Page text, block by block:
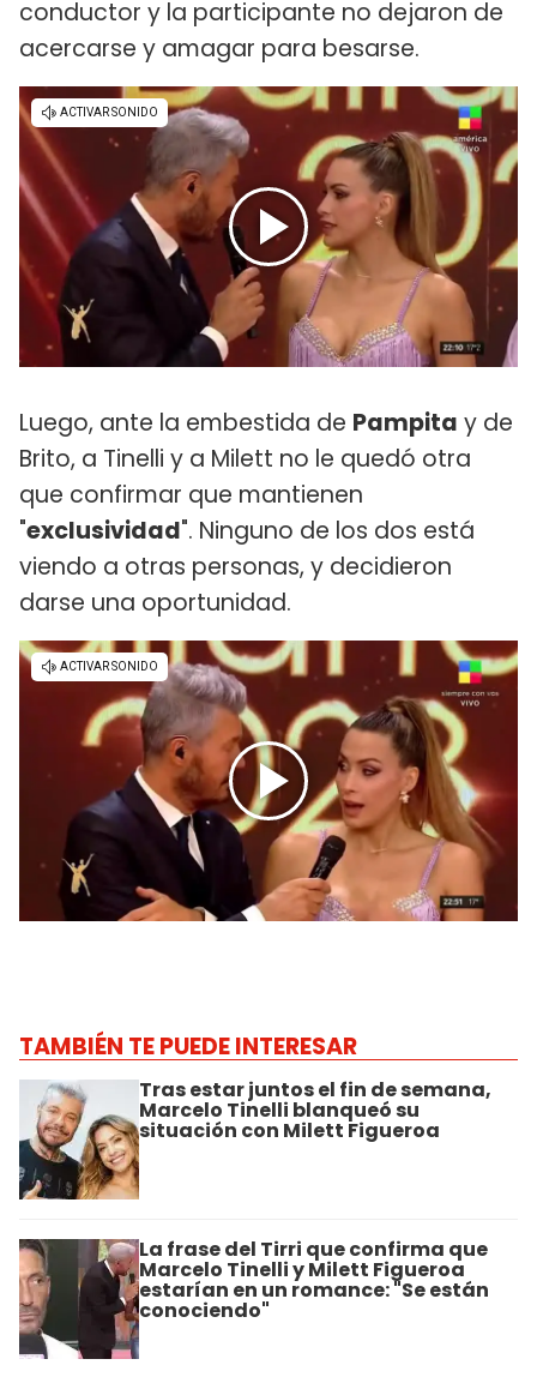
conductor y la participante no dejaron de
acercarse y amagar para besarse.
Luego, ante la embestida de Pampita y de
Brito, a Tinelli y a Milett no le quedó otra
que confirmar que mantienen
"exclusividad". Ninguno de los dos está
viendo a otras personas, y decidieron
darse una oportunidad.
TAMBIÉN TE PUEDE INTERESAR
Tras estar juntos el fin de semana,
Marcelo Tinelli blanqueó su
situación con Milett Figueroa
La frase del Tirri que confirma que
Marcelo Tinelli y Milett Figueroa
estarían en un romance: "Se están
conociendo"